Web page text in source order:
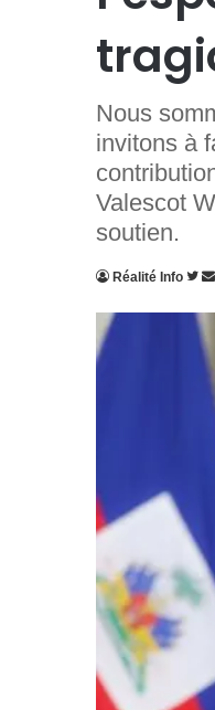
Nous
invitons à
Valescot
soutien.
Réalité Info